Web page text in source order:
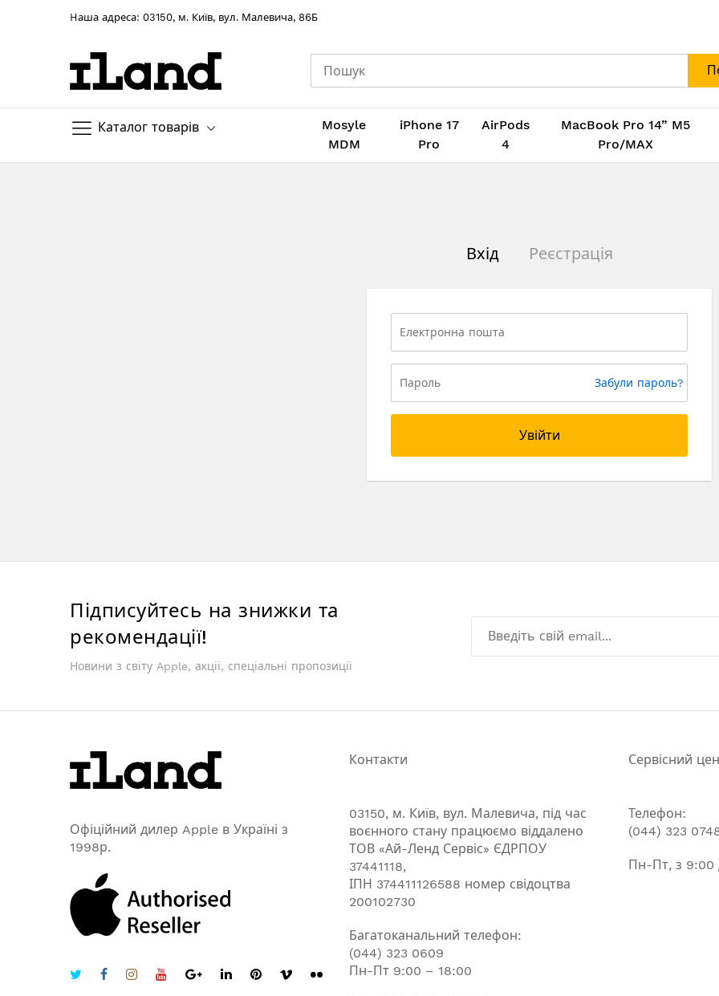
Hаша адреса: 03150, м. Київ, вул. Малевича, 86Б
Каталог товарів
Mosyle
MDM
iPhone 17
Pro
AirPods
4
MacBook Pro 14” M5
Pro/MAX
Вхід Реєстрація
Забули пароль?
Увійти
Підписуйтесь на знижки та
рекомендації!
Новини з світу Apple, акції, спеціальні пропозиції
Офіційний дилер Apple в Україні з
1998р.
Контакти
03150, м. Київ, вул. Малевича, під час
воєнного стану працюємо віддалено
ТОВ «Ай-Ленд Сервіс» ЄДРПОУ
37441118,
ІПН 374411126588 номер свідоцтва
200102730
Багатоканальний телефон:
(044) 323 0609
Пн-Пт 9:00 – 18:00
Сервісний
Телефон:
(044) 323
Пн-Пт, з 9:00